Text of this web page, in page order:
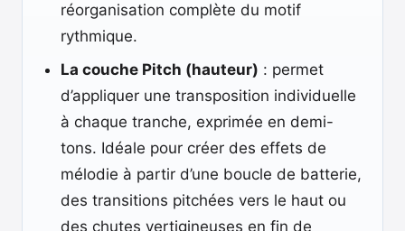
réorganisation complète du motif
rythmique.
La couche Pitch (hauteur) : permet
d’appliquer une transposition individuelle
à chaque tranche, exprimée en demi-
tons. Idéale pour créer des effets de
mélodie à partir d’une boucle de batterie,
des transitions pitchées vers le haut ou
des chutes vertigineuses en fin de